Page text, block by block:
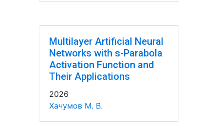
Multilayer Artificial Neural
Networks with s-Parabola
Activation Function and
Their Applications
2026
Хачумов М. В.